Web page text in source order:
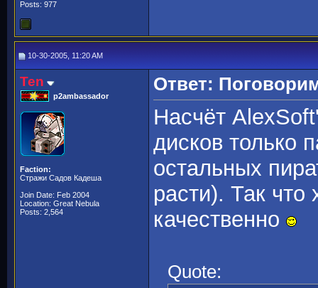
Posts: 977
10-30-2005, 11:20 AM
Ten
p2ambassador
Faction:
Стражи Садов Кадеша
Join Date: Feb 2004
Location: Great Nebula
Posts: 2,564
Ответ:
Насчёт
дисков только
остальных
расти). Так что
качественно
Quote: